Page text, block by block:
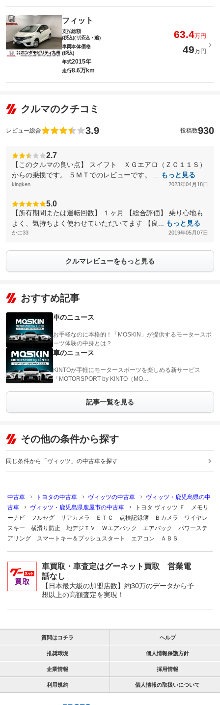
フィット
支払総額
(税込)(リ済込・追)
63.4万円
車両本体価格
(税込)
49万円
年式2015年
走行8.6万km
クルマのクチコミ
レビュー総合 3.9 投稿数930
2.7
【このクルマの良い点】 スイフト ＸＧエアロ（ＺＣ１１Ｓ）
からの乗換です。 ５ＭＴでのレビューです。 ...
もっと見る
kingken 2023年04月18日
5.0
【所有期間または運転回数】 １ヶ月 【総合評価】 乗り心地も
よく、気持ちよく使わせていただいてます 【良...
もっと見る
かに33 2019年05月07日
クルマレビューをもっと見る
おすすめ記事
車のニュース
お手軽なのに本格的！「MOSKIN」が提供するモータースポ
ーツ体験の中身とは？
車のニュース
KINTOが手軽にモータースポーツを楽しめる新サービス
「MOTORSPORT by KINTO（MO…
記事一覧を見る
その他の条件から探す
同じ条件から「ヴィッツ」の中古車を探す
中古車 トヨタの中古車 ヴィッツの中古車
ヴィッツ・鹿児島県の中
古車
ヴィッツ・鹿児島県鹿屋市の中古車
トヨタ ヴィッツ Ｆ メモリ
ーナビ フルセグ リアカメラ ＥＴＣ 点検記録簿 Ｂカメラ ワイヤレ
スキー 横滑り防止 地デジＴＶ Ｗエアバック エアバック パワーステ
アリング スマートキー＆プッシュスタート エアコン ＡＢＳ
車買取・車査定はグーネット買取 営業電
話なし
【日本最大級の加盟店数】約30万のデータから予
想以上の高額査定を実現！
質問はコチラ ヘルプ
推奨環境 個人情報保護方針
企業情報 採用情報
利用規約 個人情報の取扱いについて